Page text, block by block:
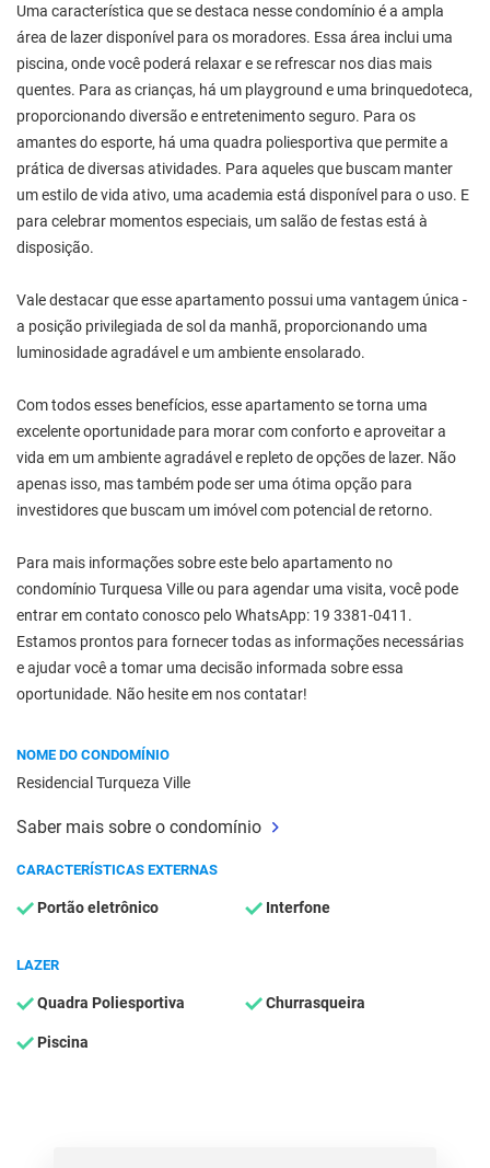
Uma característica que se destaca nesse condomínio é a ampla
área de lazer disponível para os moradores. Essa área inclui uma
piscina, onde você poderá relaxar e se refrescar nos dias mais
quentes. Para as crianças, há um playground e uma brinquedoteca,
proporcionando diversão e entretenimento seguro. Para os
amantes do esporte, há uma quadra poliesportiva que permite a
prática de diversas atividades. Para aqueles que buscam manter
um estilo de vida ativo, uma academia está disponível para o uso. E
para celebrar momentos especiais, um salão de festas está à
disposição.
Vale destacar que esse apartamento possui uma vantagem única -
a posição privilegiada de sol da manhã, proporcionando uma
luminosidade agradável e um ambiente ensolarado.
Com todos esses benefícios, esse apartamento se torna uma
excelente oportunidade para morar com conforto e aproveitar a
vida em um ambiente agradável e repleto de opções de lazer. Não
apenas isso, mas também pode ser uma ótima opção para
investidores que buscam um imóvel com potencial de retorno.
Para mais informações sobre este belo apartamento no
condomínio Turquesa Ville ou para agendar uma visita, você pode
entrar em contato conosco pelo WhatsApp: 19 3381-0411.
Estamos prontos para fornecer todas as informações necessárias
e ajudar você a tomar uma decisão informada sobre essa
oportunidade. Não hesite em nos contatar!
NOME DO CONDOMÍNIO
Residencial Turqueza Ville
Saber mais sobre o condomínio
CARACTERÍSTICAS EXTERNAS
Portão eletrônico Interfone
LAZER
Quadra Poliesportiva Churrasqueira
Piscina